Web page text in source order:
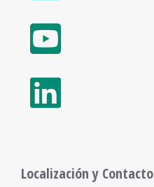
Localización y Contacto